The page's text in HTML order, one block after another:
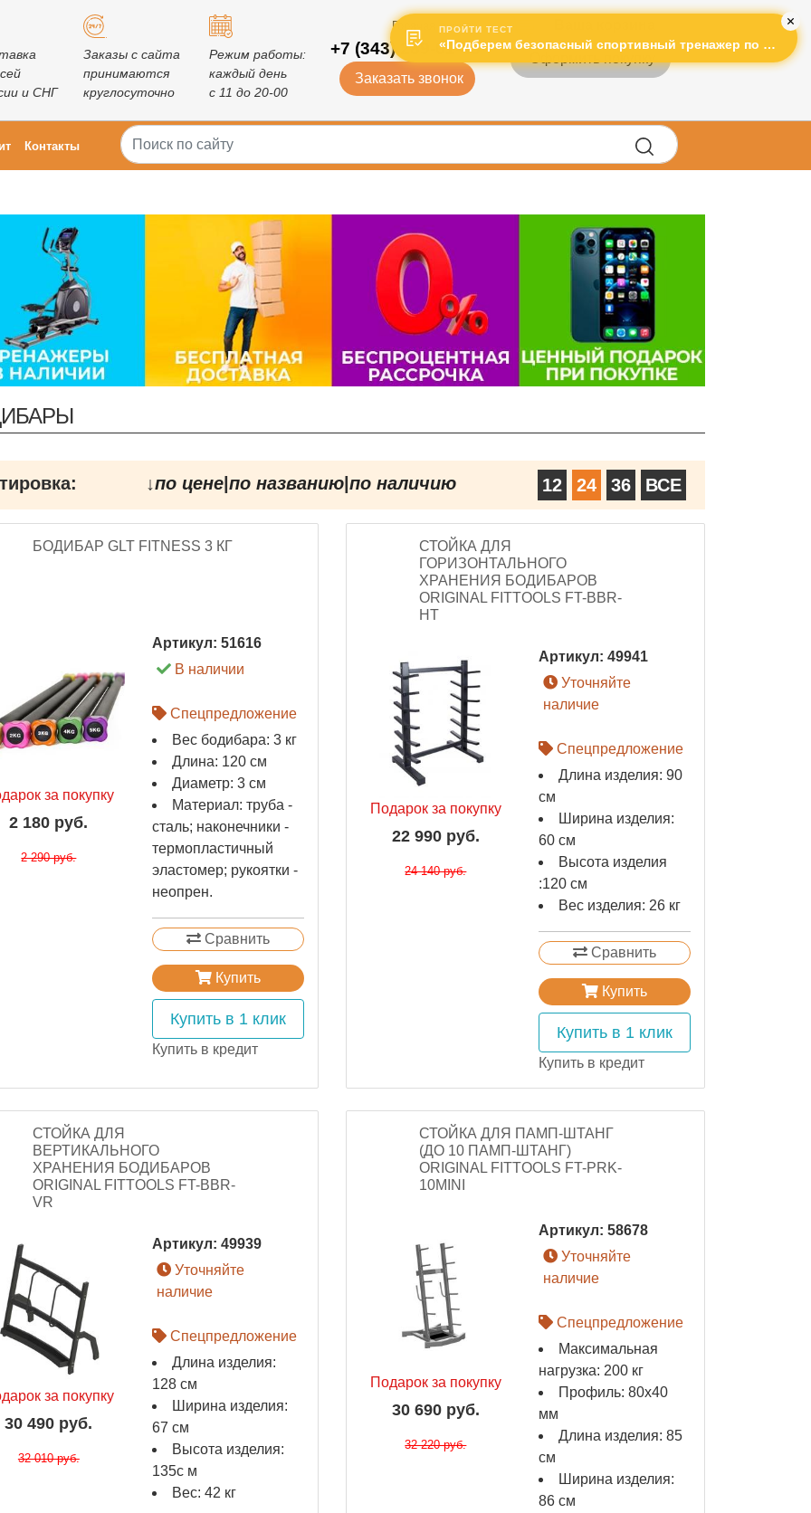
и СНГ
Заказы с сайта
принимаются
круглосуточно
Режим работы:
каждый день
с 11 до 20-00
Горячая линия:
+7 (343) 289-01-43
Заказать звонок
Контакты
↓по цене| по названию| по наличию 12 24 36 ВСЕ
БОДИБАР GLT FITNESS 3 КГ
за покупку
2 180 руб.
2 290 руб.
Артикул: 51616
В наличии
Спецпредложение
Вес бодибара: 3 кг
Длина: 120 см
Диаметр: 3 см
Материал: труба -
сталь; наконечники -
термопластичный
эластомер; рукоятки -
неопрен.
Сравнить
Купить
Купить в 1 клик
Купить в кредит
СТОЙКА ДЛЯ
ГОРИЗОНТАЛЬНОГО
ХРАНЕНИЯ БОДИБАРОВ
ORIGINAL FITTOOLS FT-BBR-
HT
Подарок за покупку
22 990 руб.
24 140 руб.
Артикул: 49941
Уточняйте
наличие
Спецпредложение
Длина изделия: 90
см
Ширина изделия:
60 см
Высота изделия
:120 см
Вес изделия: 26 кг
Сравнить
Купить
Купить в 1 клик
Купить в кредит
СТОЙКА ДЛЯ
ВЕРТИКАЛЬНОГО
ХРАНЕНИЯ БОДИБАРОВ
ORIGINAL FITTOOLS FT-BBR-
VR
за покупку
30 490 руб.
32 010 руб.
Артикул: 49939
Уточняйте
наличие
Спецпредложение
Длина изделия:
128 см
Ширина изделия:
67 см
Высота изделия:
135с м
Вес: 42 кг
СТОЙКА ДЛЯ ПАМП-ШТАНГ
(ДО 10 ПАМП-ШТАНГ)
ORIGINAL FITTOOLS FT-PRK-
10MINI
Подарок за покупку
30 690 руб.
32 220 руб.
Артикул: 58678
Уточняйте
наличие
Спецпредложение
Максимальная
нагрузка: 200 кг
Профиль: 80х40
мм
Длина изделия: 85
см
Ширина изделия:
86 см
ПРОЙТИ ТЕСТ
«Подберем безопасный спортивный тренажер по лучшей цене!»